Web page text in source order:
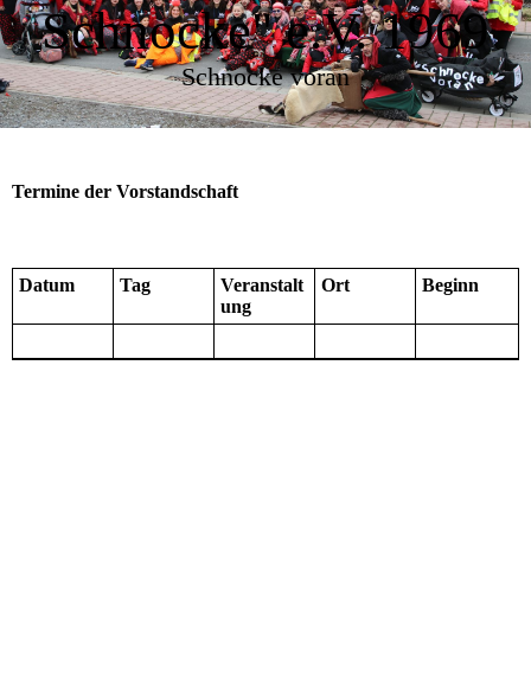
Schnocke" e.V. 1969
Schnocke voran
Termine der Vorstandschaft
Datum Tag
Veranstalt
ung
Ort Beginn